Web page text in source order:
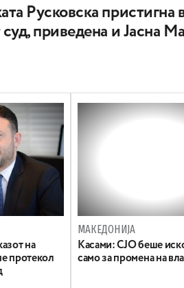
Русковска пристигна
приведена и Јасна
на
протекол
МАКЕДОНИЈА
Касами: СЈО беше
само за промена на